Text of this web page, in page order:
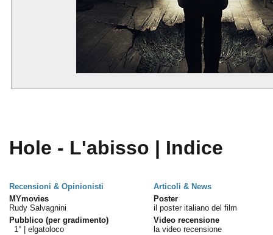
Hole - L'abisso | Indice
Recensioni & Opinionisti
Articoli & News
MYmovies
Rudy Salvagnini
Pubblico (per gradimento)
1° | elgatoloco
Poster
il poster italiano del film
Video recensione
la video recensione